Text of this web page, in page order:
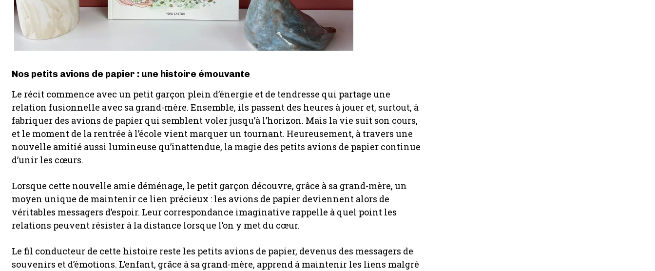
Nos petits avions de papier : une histoire émouvante
Le récit commence avec un petit garçon plein d’énergie et de tendresse qui partage une
relation fusionnelle avec sa grand-mère. Ensemble, ils passent des heures à jouer et, surtout, à
fabriquer des avions de papier qui semblent voler jusqu’à l’horizon. Mais la vie suit son cours,
et le moment de la rentrée à l’école vient marquer un tournant. Heureusement, à travers une
nouvelle amitié aussi lumineuse qu’inattendue, la magie des petits avions de papier continue
d’unir les cœurs.
Lorsque cette nouvelle amie déménage, le petit garçon découvre, grâce à sa grand-mère, un
moyen unique de maintenir ce lien précieux : les avions de papier deviennent alors de
véritables messagers d’espoir. Leur correspondance imaginative rappelle à quel point les
relations peuvent résister à la distance lorsque l’on y met du cœur.
Le fil conducteur de cette histoire reste les petits avions de papier, devenus des messagers de
souvenirs et d’émotions. L’enfant, grâce à sa grand-mère, apprend à maintenir les liens malgré